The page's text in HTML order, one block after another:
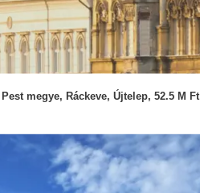
Pest megye, Ráckeve, Újtelep, 52.5 M Ft